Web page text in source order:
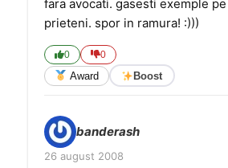
fara avocati. gasesti exemple
prieteni. spor in ramura! :)))
0 0
Award Boost
banderash
26 august 2008